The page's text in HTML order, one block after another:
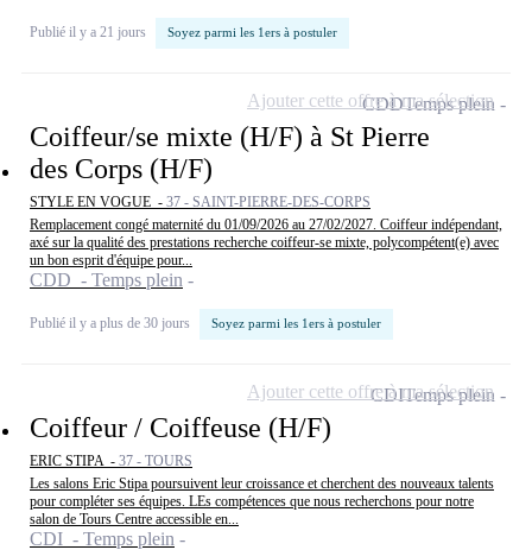
Publié il y a 21 jours Soyez parmi les 1ers à postuler
Coiffeur/se mixte (H/F) à St Pierre
des Corps (H/F)
STYLE EN VOGUE - 37 - SAINT-PIERRE-DES-CORPS
Remplacement congé maternité du 01/09/2026 au 27/02/2027. Coiffeur indépendant,
axé sur la qualité des prestations recherche coiffeur-se mixte, polycompétent(e) avec
un bon esprit d'équipe pour...
CDD - Temps plein
Publié il y a plus de 30 jours Soyez parmi les 1ers à postuler
CDDTemps plein
Ajouter cette offre à ma sélection
Coiffeur / Coiffeuse (H/F)
ERIC STIPA - 37 - TOURS
Les salons Eric Stipa poursuivent leur croissance et cherchent des nouveaux talents
pour compléter ses équipes. LEs compétences que nous recherchons pour notre
salon de Tours Centre accessible en...
CDI - Temps plein
CDITemps plein
Ajouter cette offre à ma sélection